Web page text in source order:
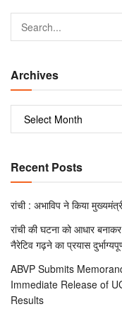
Archives
Recent Posts
रांची : अभाविप ने किया
रांची की घटना को आधार
नैरेटिव गढ़ने का प्रयास
ABVP Submits
Immediate Release of
Results